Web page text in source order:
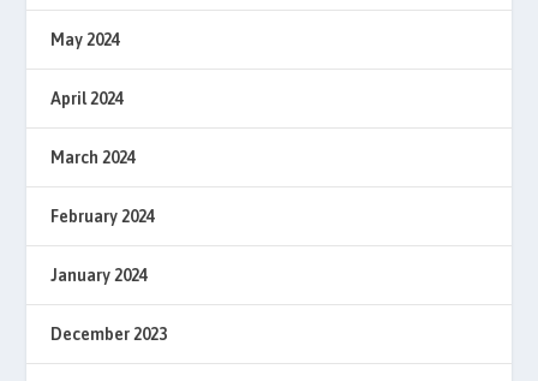
May 2024
April 2024
March 2024
February 2024
January 2024
December 2023